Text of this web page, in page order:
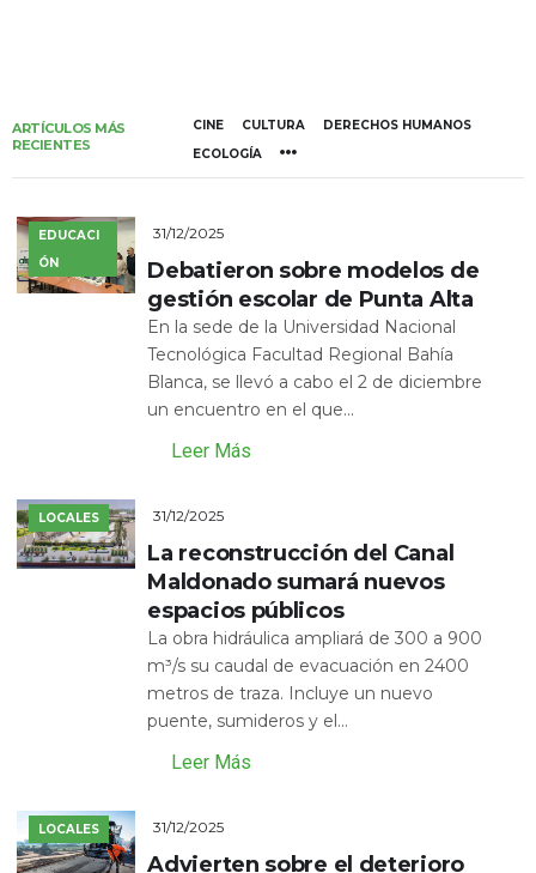
ARTÍCULOS MÁS
RECIENTES
CINE CULTURA
DERECHOS HUMANOS
ECOLOGÍA
EDUCACI
ÓN
31/12/2025
Debatieron sobre modelos de
gestión escolar de Punta Alta
En la sede de la Universidad Nacional
Tecnológica Facultad Regional Bahía
Blanca, se llevó a cabo el 2 de diciembre
un encuentro en el que...
Leer Más
LOCALES 31/12/2025
La reconstrucción del Canal
Maldonado sumará nuevos
espacios públicos
La obra hidráulica ampliará de 300 a 900
m³/s su caudal de evacuación en 2400
metros de traza. Incluye un nuevo
puente, sumideros y el...
Leer Más
LOCALES 31/12/2025
Advierten sobre el deterioro